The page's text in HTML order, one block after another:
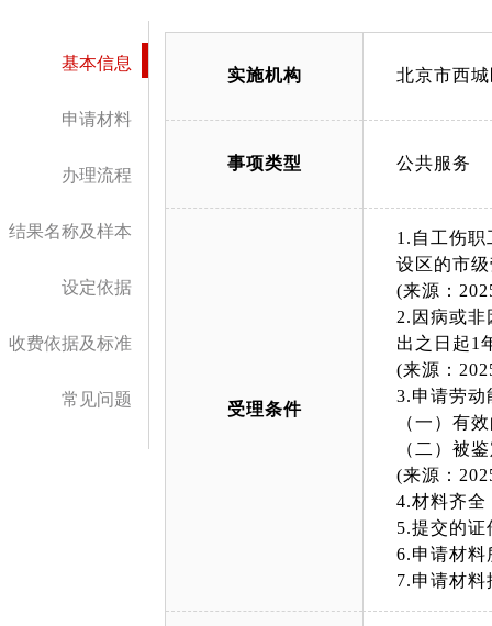
基本信息
申请材料
办理流程
结果名称及样本
设定依据
收费依据及标准
常见问题
实施机构 北京市西
事项类型 公共服务
受理条件
1.自工伤
设区的市
(来源：
2.因病或
出之日起1
(来源：
3.申请劳动
（一）有
（二）被
(来源：
4.材料齐全
5.提交的
6.申请材料
7.申请材